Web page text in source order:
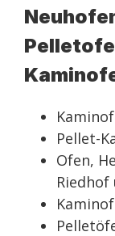
Pellet-
Ofen,